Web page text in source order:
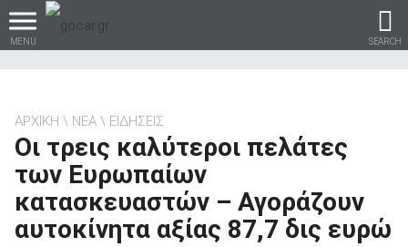
MENU SEARCH
Βρες τα πάντα για το
αυτοκίνητο!
ΑΡΧΙΚΗ ΝΕΑ ΕΙΔΗΣΕΙΣ
Οι τρεις καλύτεροι πελάτες
των Ευρωπαίων
κατασκευαστών – Αγοράζουν
αυτοκίνητα αξίας 87,7 δις ευρώ